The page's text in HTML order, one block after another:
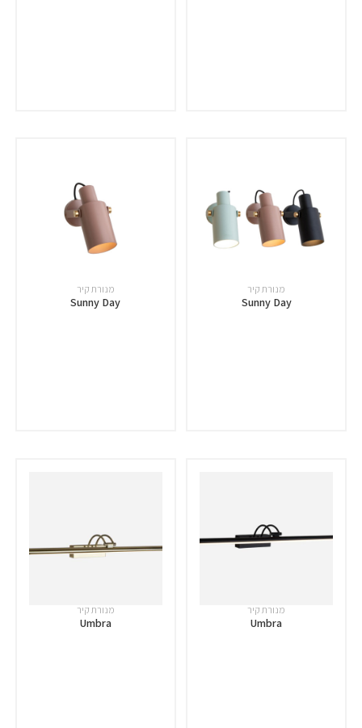
מנורת קיר
Sunny Day
מנורת קיר
Sunny Day
מנורת קיר
Umbra
מנורת קיר
Umbra